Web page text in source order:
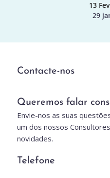
13
29
Contacte-nos
Queremos falar
Envie-nos as suas
um dos nossos
novidades.
Telefone